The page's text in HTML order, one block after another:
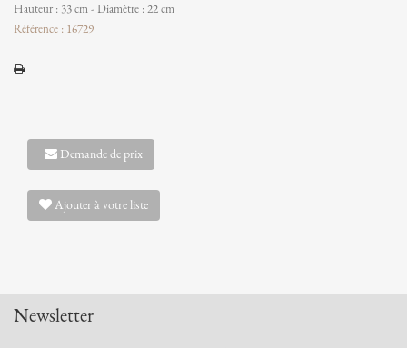
Hauteur : 33 cm - Diamètre : 22 cm
Référence : 16729
Demande de prix
Ajouter à votre liste
Newsletter